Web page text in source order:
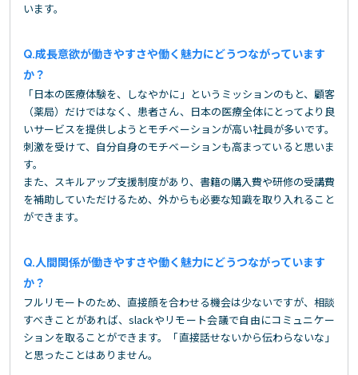
います。
成長意欲が働きやすさや働く魅力にどうつながっています
か？
「日本の医療体験を、しなやかに」というミッションのもと、顧客
（薬局）だけではなく、患者さん、日本の医療全体にとってより良
いサービスを提供しようとモチベーションが高い社員が多いです。
刺激を受けて、自分自身のモチベーションも高まっていると思いま
す。
また、スキルアップ支援制度があり、書籍の購入費や研修の受講費
を補助していただけるため、外からも必要な知識を取り入れること
ができます。
人間関係が働きやすさや働く魅力にどうつながっています
か？
フルリモートのため、直接顔を合わせる機会は少ないですが、相談
すべきことがあれば、slackやリモート会議で自由にコミュニケー
ションを取ることができます。「直接話せないから伝わらないな」
と思ったことはありません。